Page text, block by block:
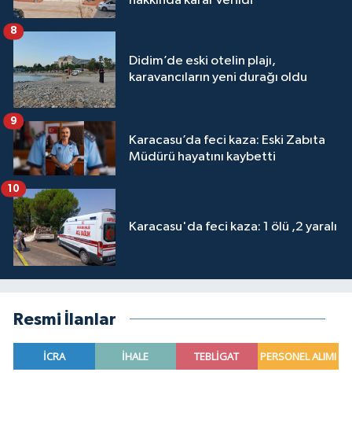
Didim’de eski otelin plajı,
karavancıların yeni durağı oldu
8
Karacasu’da feci kaza: Eski Zabıta
Müdürü hayatını kaybetti
9
Karacasu'da feci kaza: 1 ölü ,2 yaralı
10
Resmi İlanlar